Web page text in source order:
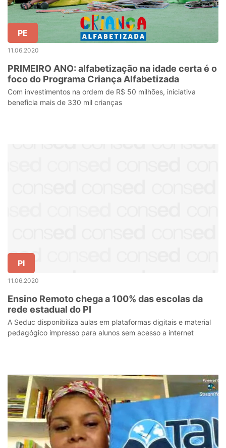
PE
11.06.2020
PRIMEIRO ANO: alfabetização na idade certa é o
foco do Programa Criança Alfabetizada
Com investimentos na ordem de R$ 50 milhões, iniciativa
beneficia mais de 330 mil crianças
PI
11.06.2020
Ensino Remoto chega a 100% das escolas da
rede estadual do PI
A Seduc disponibiliza aulas em plataformas digitais e material
pedagógico impresso para alunos sem acesso a internet